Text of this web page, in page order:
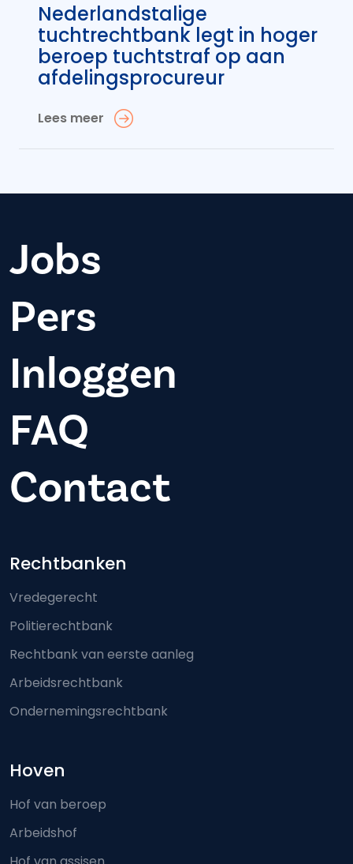
Nederlandstalige
tuchtrechtbank legt in hoger
beroep tuchtstraf op aan
afdelingsprocureur
Lees meer
Jobs
Pers
Inloggen
FAQ
Contact
Footer-menu
Rechtbanken
Vredegerecht
Politierechtbank
Rechtbank van eerste aanleg
Arbeidsrechtbank
Ondernemingsrechtbank
Hoven
Hof van beroep
Arbeidshof